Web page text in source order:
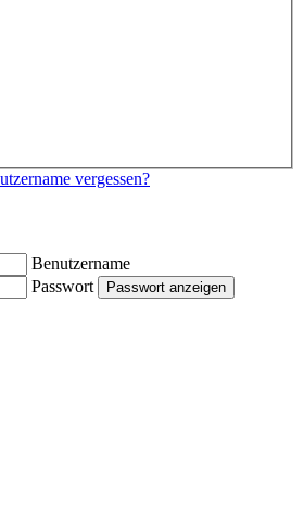
vergessen?
Benutzername
Passwort
Passwort anzeigen